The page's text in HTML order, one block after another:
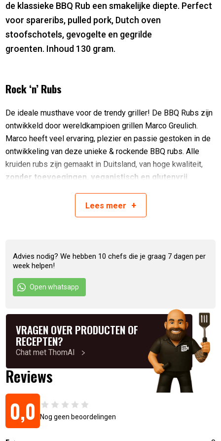
de klassieke BBQ Rub een smakelijke diepte. Perfect
voor spareribs, pulled pork, Dutch oven
stoofschotels, gevogelte en gegrilde
groenten. Inhoud 130 gram.
Rock ‘n’ Rubs
De ideale musthave voor de trendy griller! De BBQ Rubs zijn
ontwikkeld door wereldkampioen grillen Marco Greulich.
Marco heeft veel ervaring, plezier en passie gestoken in de
ontwikkeling van deze unieke & rockende BBQ rubs. Alle
kruiden rubs zijn gemaakt in Duitsland, van hoge kwaliteit,
zonder toevoegingen, veganistisch en glutenvrij
dextrose, zeezout, gejodeerd zout, 6,5% korenbrandewijn,
gerookt zout (zout, rook, losmiddel siliciumdioxide),
kruidenextract (paprika), mosterd l Allergenen informatie:
mosterd.
Lees meer +
Advies nodig? We hebben 10 chefs die je graag 7 dagen per
week helpen!
Open whatsapp
VRAGEN OVER PRODUCTEN OF
RECEPTEN?
Chat met ThomAI
Reviews
0,0 Nog geen beoordelingen